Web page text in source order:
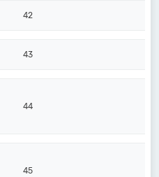
42
43
44
45